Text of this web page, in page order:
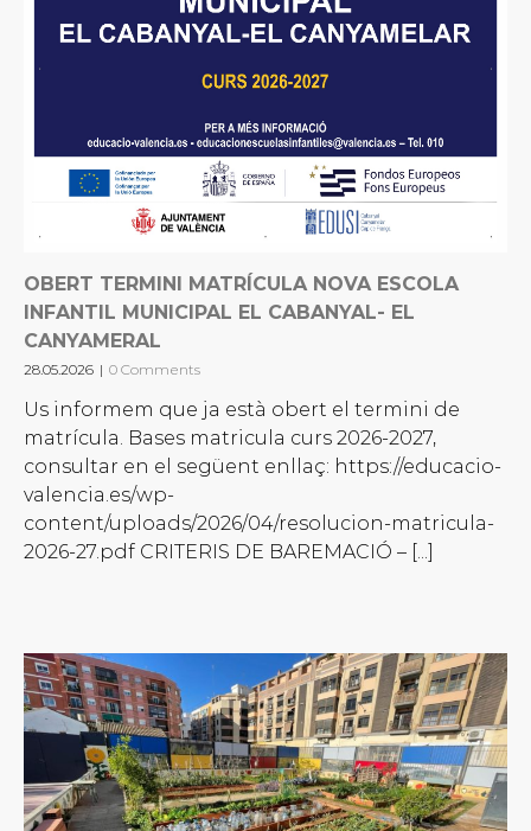
OBERT TERMINI MATRÍCULA NOVA ESCOLA
INFANTIL MUNICIPAL EL CABANYAL- EL
CANYAMERAL
28.05.2026 | 0 Comments
Us informem que ja està obert el termini de
matrícula. Bases matricula curs 2026-2027,
consultar en el següent enllaç: https://educacio-
valencia.es/wp-
content/uploads/2026/04/resolucion-matricula-
2026-27.pdf CRITERIS DE BAREMACIÓ – [...]